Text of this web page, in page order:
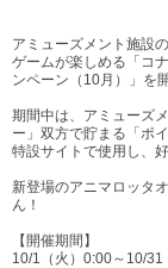
アミューズメント施設
ゲームが楽しめる「コ
ンペーン（10月）」を
期間中は、アミューズ
ー」双方で貯まる「ポ
特設サイトで使用し、
新登場のアニマロッタ
ん！
【開催期間】
10/1（火）0:00～10/31